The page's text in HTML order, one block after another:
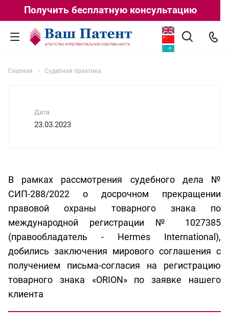
Получить бесплатную консультацию
Главная Судебная практика
Дата
23.03.2023
В рамках рассмотрения судебного дела №
СИП-288/2022 о досрочном прекращении
правовой охраны товарного знака по
международной регистрации № 1027385
(правообладатель - Hermes International),
добились заключения мирового соглашения с
получением письма-согласия на регистрацию
товарного знака «ORION» по заявке нашего
клиента